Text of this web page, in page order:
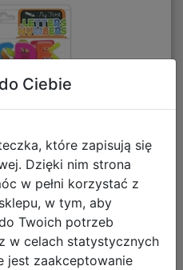
Ciebie
które zapisują się
Dzięki nim strona
w pełni korzystać z
w tym, aby
Twoich potrzeb
w celach statystycznych
jest zaakceptowanie